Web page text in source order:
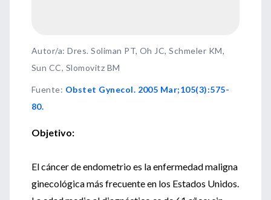
Autor/a: Dres. Soliman PT, Oh JC, Schmeler KM,
Sun CC, Slomovitz BM
Fuente: Obstet Gynecol. 2005 Mar;105(3):575-
80.
Objetivo:
El cáncer de endometrio es la enfermedad maligna
ginecológica más frecuente en los Estados Unidos.